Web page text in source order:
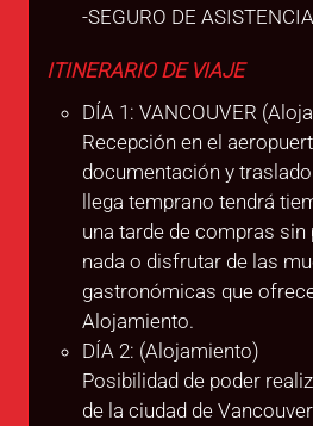
-SEGURO DE
ITINERARIO DE VIAJE
DÍA 1: VANCOUVER
Recepción en el
documentación y
llega temprano tendrá
una tarde de compras
nada o disfrutar de las
gastronómicas que
Alojamiento.
DÍA 2: (Alojamiento)
Posibilidad de poder
de la ciudad de